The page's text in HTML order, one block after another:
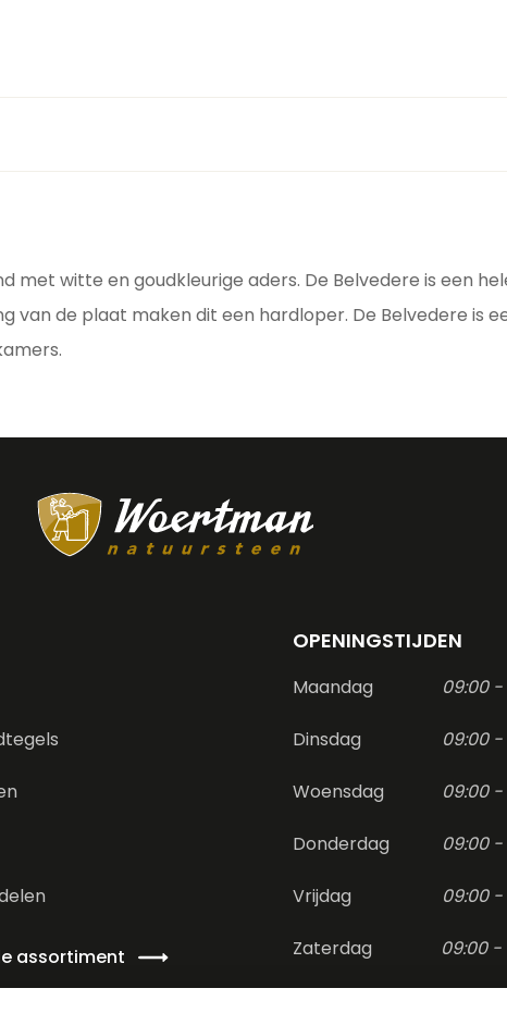
witte en goudkleurige aders. De Belvedere is een
de plaat maken dit een hardloper. De Belvedere is
assortiment
OPENINGSTIJDEN
Maandag 09:00 -
Dinsdag 09:00 -
Woensdag 09:00 -
Donderdag 09:00 -
Vrijdag 09:00 -
Zaterdag 09:00 -